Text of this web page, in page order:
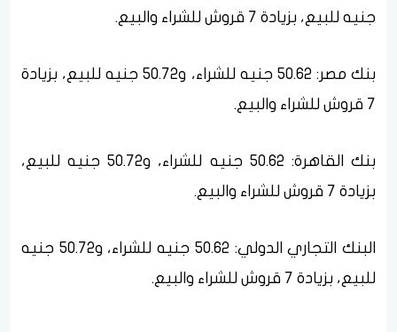
جنيه للبيع، بزيادة 7 قروش للشراء والبيع.
بنك مصر: 50.62 جنيه للشراء، و50.72 جنيه للبيع، بزيادة
7 قروش للشراء والبيع.
بنك القاهرة: 50.62 جنيه للشراء، و50.72 جنيه للبيع،
بزيادة 7 قروش للشراء والبيع.
البنك التجاري الدولي: 50.62 جنيه للشراء، و50.72 جنيه
للبيع، بزيادة 7 قروش للشراء والبيع.